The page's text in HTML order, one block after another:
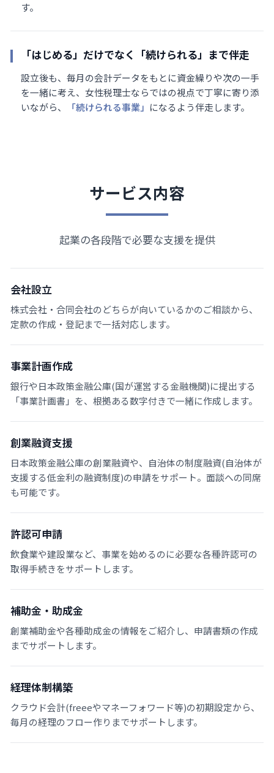
す。
「はじめる」だけでなく「続けられる」まで伴走
設立後も、毎月の会計データをもとに資金繰りや次の一手
を一緒に考え、女性税理士ならではの視点で丁寧に寄り添
いながら、
「続けられる事業」 になるよう伴走します。
サービス内容
起業の各段階で必要な支援を提供
会社設立
株式会社・合同会社のどちらが向いているかのご相談から、
定款の作成・登記まで一括対応します。
事業計画作成
銀行や日本政策金融公庫(国が運営する金融機関)に提出する
「事業計画書」を、根拠ある数字付きで一緒に作成します。
創業融資支援
日本政策金融公庫の創業融資や、自治体の制度融資(自治体が
支援する低金利の融資制度)の申請をサポート。面談への同席
も可能です。
許認可申請
飲食業や建設業など、事業を始めるのに必要な各種許認可の
取得手続きをサポートします。
補助金・助成金
創業補助金や各種助成金の情報をご紹介し、申請書類の作成
までサポートします。
経理体制構築
クラウド会計(freeeやマネーフォワード等)の初期設定から、
毎月の経理のフロー作りまでサポートします。